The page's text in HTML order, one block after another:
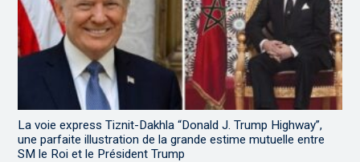
La voie express Tiznit-Dakhla “Donald J. Trump Highway”,
une parfaite illustration de la grande estime mutuelle entre
SM le Roi et le Président Trump